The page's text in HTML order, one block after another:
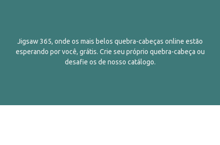
Jigsaw 365, onde os mais belos quebra-cabeças online estão
esperando por você, grátis. Crie seu próprio quebra-cabeça ou
desafie os de nosso catálogo.